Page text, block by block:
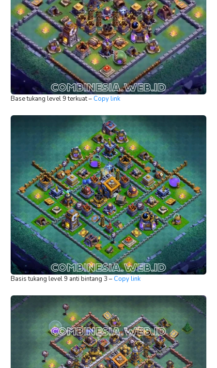
Base tukang level 9 terkuat – Copy link
Basis tukang level 9 anti bintang 3 – Copy link